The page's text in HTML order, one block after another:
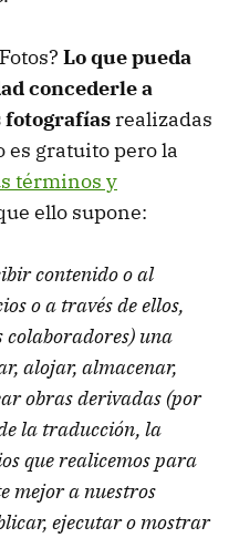
Lo que pueda
concederle a
fotografías realizadas
es gratuito pero la
términos y
ello supone:
contenido o al
o a través de ellos,
colaboradores) una
alojar, almacenar,
obras derivadas (por
la traducción, la
que realicemos para
mejor a nuestros
ejecutar o mostrar